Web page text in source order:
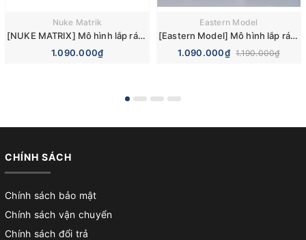
Nuke Matrik
[NUKE MATRIX] Mô hình lắp ráp Cyber Forest Fantasy Girls F.O.X. Long Range Striker Unit Model Kit
1.090.000₫
Eastern Model
[Eastern Model] Mô hình lắp ráp ATK Girl Titan 1/12 Model Kit
1.090.000₫ 1.190.000₫
CHÍNH SÁCH
Chính sách bảo mật
Chính sách vận chuyển
Chính sách đổi trả